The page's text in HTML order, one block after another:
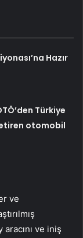
Hazır
Türkiye
otomobil
ve
ve iniş